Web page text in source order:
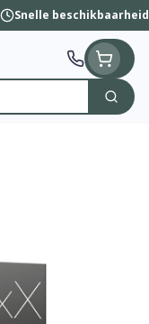
Snelle beschikbaarheid
Zoek